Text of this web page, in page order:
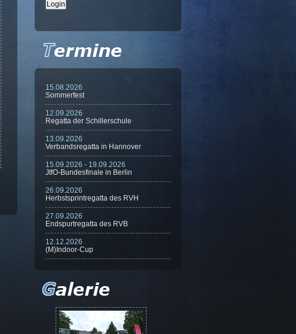
15.08.2026
Sommerfest
12.09.2026
Regatta der Schillerschule
13.09.2026
Verbandsregatta in Hannover
15.09.2026 - 19.09.2026
JtfO-Bundesfinale in Berlin
26.09.2026
Herbstsprintregatta des RVH
27.09.2026
Endspurtregatta des RVB
12.12.2026
(M)Indoor-Cup